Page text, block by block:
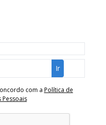
com a Política de